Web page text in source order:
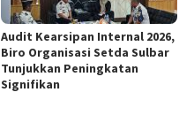
Audit Kearsipan Internal 2026,
Biro Organisasi Setda Sulbar
Tunjukkan Peningkatan
Signifikan